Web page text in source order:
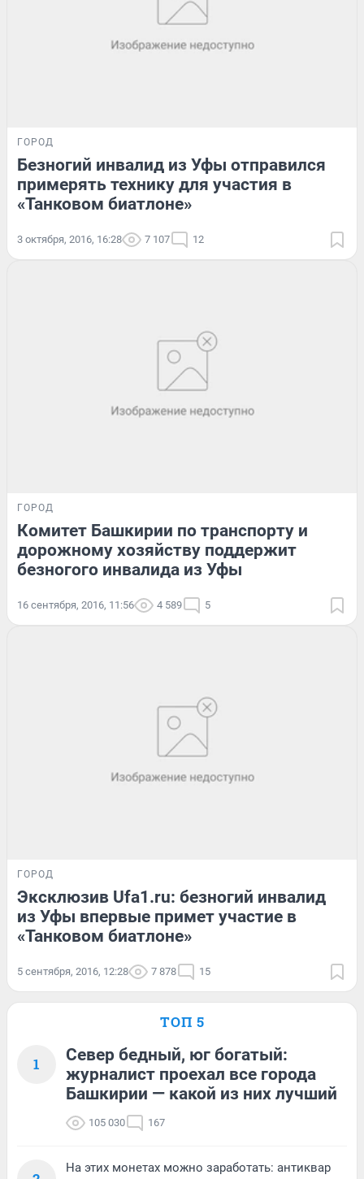
ГОРОД
Безногий инвалид из Уфы отправился
примерять технику для участия в
«Танковом биатлоне»
3 октября, 2016, 16:28 7 107 12
ГОРОД
Комитет Башкирии по транспорту и
дорожному хозяйству поддержит
безногого инвалида из Уфы
16 сентября, 2016, 11:56 4 589 5
ГОРОД
Эксклюзив Ufa1.ru: безногий инвалид
из Уфы впервые примет участие в
«Танковом биатлоне»
5 сентября, 2016, 12:28 7 878 15
ТОП 5
1
Север бедный, юг богатый:
журналист проехал все города
Башкирии — какой из них лучший
105 030 167
На этих монетах можно заработать: антиквар